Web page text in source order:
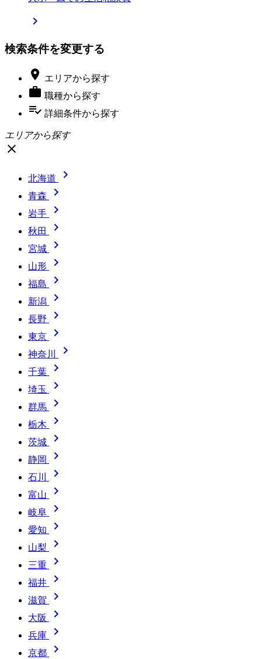

検索条件を変更する
 エリアから探す
 職種から探す
playlist_add_check 詳細条件から探す
エリアから探す
close
北海道 
青森 
岩手 
秋田 
宮城 
山形 
福島 
新潟 
長野 
東京 
神奈川 
千葉 
埼玉 
群馬 
栃木 
茨城 
静岡 
石川 
富山 
岐阜 
愛知 
山梨 
三重 
福井 
滋賀 
大阪 
兵庫 
京都 